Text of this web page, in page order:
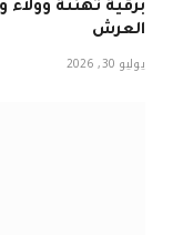
برقية تهنئة
العرش
يوليو 30, 2026